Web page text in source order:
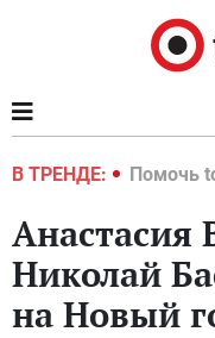
В ТРЕНДЕ:
2022 Помочь
Анастасия
Николай
на Новый